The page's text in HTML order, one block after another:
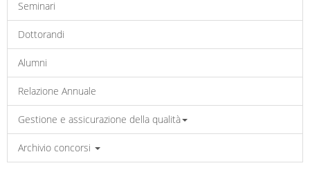
Seminari
Dottorandi
Alumni
Relazione Annuale
Gestione e assicurazione della qualità
Archivio concorsi